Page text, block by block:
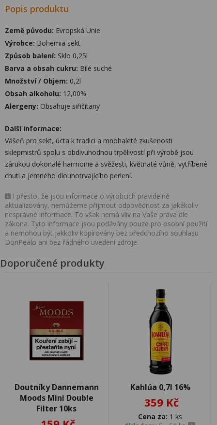
Popis produktu
Země původu: Evropská Unie
Výrobce: Bohemia sekt
Způsob balení: Sklo 0,25l
Barva a obsah cukru: Bílé suché
Množství / Objem: 0,2l
Obsah alkoholu: 12,00%
Alergeny: Obsahuje siřičitany
Další informace:
Vášeň pro sekt, úcta k tradici a mnohaleté zkušenosti
sklepmistrů spolu s obdivuhodnou trpělivostí při výrobě jsou
zárukou dokonalé harmonie a svěžesti, květnaté vůně, vytříbené
chuti a jemného dlouhotrvajícího perlení.
I přesto, že jsou informace o výrobcích pravidelně
aktualizovány, nemůžeme přijmout odpovědnost za jakékoliv
nesprávné informace. To však nemá vliv na Vaše práva dle
zákona. Tyto informace jsou podávány pouze pro osobní použití
a nemohou být jakkoliv kopírovány bez předchozího souhlasu
DonPealo ani bez řádného uvedení zdroje.
Doporučené produkty
Doutníky Dannemann
Moods Mini Double
Filter 10ks
Kahlúa 0,7l 16%
359 Kč
Cena za: 1 ks